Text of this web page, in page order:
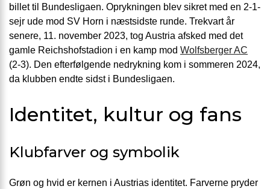
billet til Bundesligaen. Oprykningen blev sikret med en 2-1-
sejr ude mod SV Horn i næstsidste runde. Trekvart år
senere, 11. november 2023, tog Austria afsked med det
gamle Reichshofstadion i en kamp mod Wolfsberger AC
(2-3). Den efterfølgende nedrykning kom i sommeren 2024,
da klubben endte sidst i Bundesligaen.
Identitet, kultur og fans
Klubfarver og symbolik
Grøn og hvid er kernen i Austrias identitet. Farverne pryder